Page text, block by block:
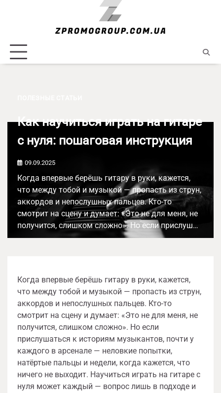
Как научиться играть на гитаре
с нуля: пошаговая инструкция
09.09.2025
Когда впервые берёшь гитару в руки, кажется,
что между тобой и музыкой — пропасть из струн,
аккордов и непослушных пальцев. Кто-то
смотрит на сцену и думает: «Это не для меня, не
получится, слишком сложно». Но если прислуш…
Когда впервые берёшь гитару в руки, кажется,
что между тобой и музыкой — пропасть из струн,
аккордов и непослушных пальцев. Кто-то
смотрит на сцену и думает: «Это не для меня, не
получится, слишком сложно». Но если
прислушаться к историям музыкантов, почти у
каждого в арсенале — неловкие попытки,
натёртые пальцы и недели, когда кажется, что
ничего не выходит. Научиться играть на гитаре с
нуля может каждый — вопрос лишь в подходе и